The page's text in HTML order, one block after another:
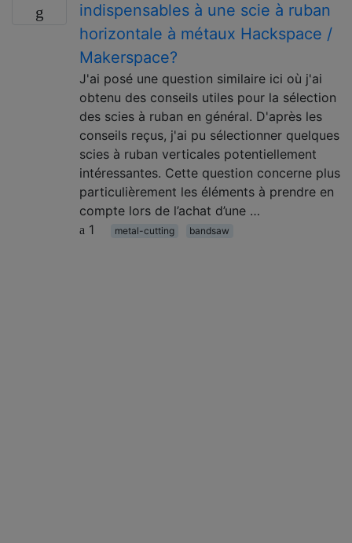
indispensables à une scie à ruban
horizontale à métaux Hackspace /
Makerspace?
J'ai posé une question similaire ici où j'ai
obtenu des conseils utiles pour la sélection
des scies à ruban en général. D'après les
conseils reçus, j'ai pu sélectionner quelques
scies à ruban verticales potentiellement
intéressantes. Cette question concerne plus
particulièrement les éléments à prendre en
compte lors de l’achat d’une …
1
metal-cutting bandsaw